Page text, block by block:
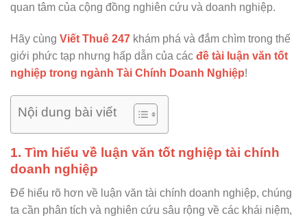
quan tâm của cộng đồng nghiên cứu và doanh nghiệp.
Hãy cùng Viết Thuê 247 khám phá và đắm chìm trong thế
giới phức tạp nhưng hấp dẫn của các đề tài luận văn tốt
nghiệp trong ngành Tài Chính Doanh Nghiệp!
Nội dung bài viết
1. Tìm hiểu về luận văn tốt nghiệp tài chính
doanh nghiệp
Để hiểu rõ hơn về luận văn tài chính doanh nghiệp, chúng
ta cần phân tích và nghiên cứu sâu rộng về các khái niệm,